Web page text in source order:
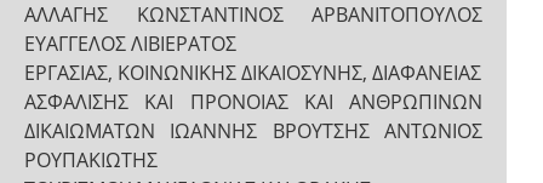
ΑΛΛΑΓΗΣ ΚΩΝΣΤΑΝΤΙΝΟΣ ΑΡΒΑΝΙΤΟΠΟΥΛΟΣ
ΕΥΑΓΓΕΛΟΣ ΛΙΒΙΕΡΑΤΟΣ
ΕΡΓΑΣΙΑΣ, ΚΟΙΝΩΝΙΚΗΣ ΔΙΚΑΙΟΣΥΝΗΣ, ΔΙΑΦΑΝΕΙΑΣ
ΑΣΦΑΛΙΣΗΣ ΚΑΙ ΠΡΟΝΟΙΑΣ ΚΑΙ ΑΝΘΡΩΠΙΝΩΝ
ΔΙΚΑΙΩΜΑΤΩΝ ΙΩΑΝΝΗΣ ΒΡΟΥΤΣΗΣ ΑΝΤΩΝΙΟΣ
ΡΟΥΠΑΚΙΩΤΗΣ